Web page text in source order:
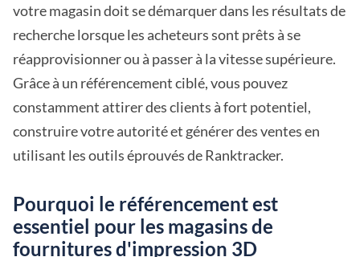
votre magasin doit se démarquer dans les résultats de
recherche lorsque les acheteurs sont prêts à se
réapprovisionner ou à passer à la vitesse supérieure.
Grâce à un référencement ciblé, vous pouvez
constamment attirer des clients à fort potentiel,
construire votre autorité et générer des ventes en
utilisant les outils éprouvés de Ranktracker.
Pourquoi le référencement est
essentiel pour les magasins de
fournitures d'impression 3D